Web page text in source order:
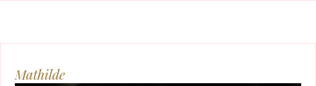
Mathilde